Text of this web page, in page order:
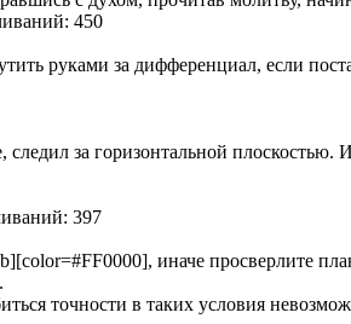
450
руками за дифференциал, если
за горизонтальной
397
иначе просверлите
точности в таких условия